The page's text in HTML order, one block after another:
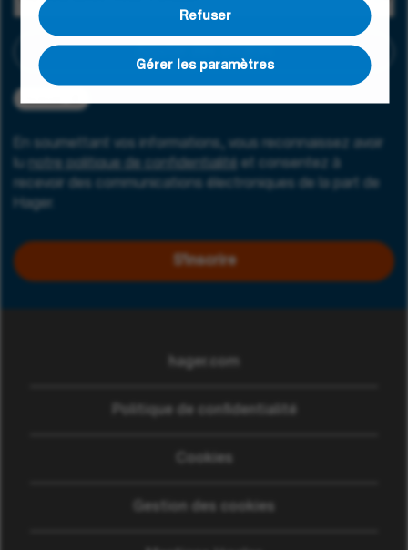
Refuser
Gérer les paramètres
En soumettant vos informations, vous reconnaissez avoir
lu
notre politique de confidentialité
et consentez à
recevoir des communications électroniques de la part de
Hager.
S'inscrire
hager.com
Politique de confidentialité
Cookies
Gestion des cookies